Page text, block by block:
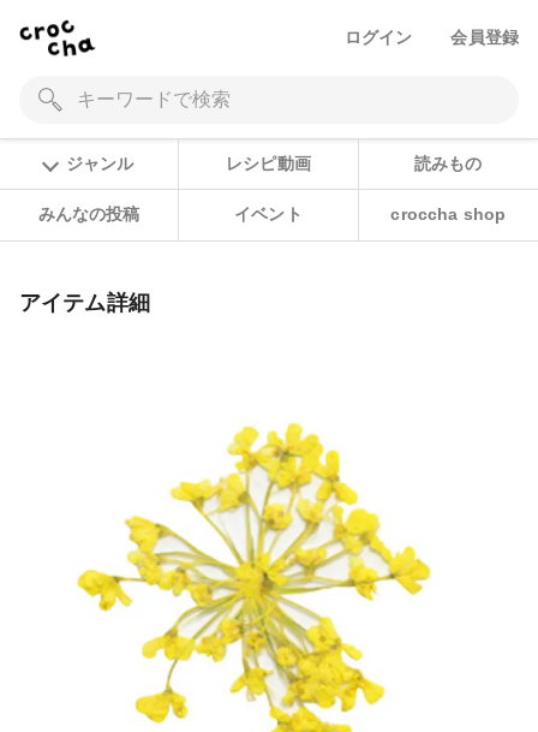
ログイン 会員登録
ジャンル レシピ動画 読みもの
みんなの投稿 イベント croccha shop
アイテム詳細